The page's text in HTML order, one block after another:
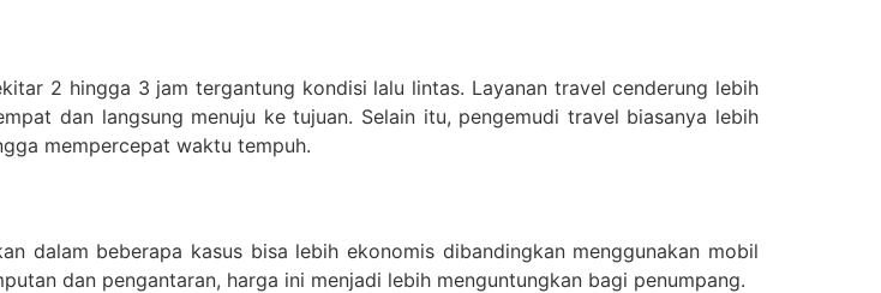
2 hingga 3 jam tergantung kondisi lalu lintas. Layanan travel cenderung lebih
dan langsung menuju ke tujuan. Selain itu, pengemudi travel biasanya lebih
mempercepat waktu tempuh.
dalam beberapa kasus bisa lebih ekonomis dibandingkan menggunakan mobil
dan pengantaran, harga ini menjadi lebih menguntungkan bagi penumpang.